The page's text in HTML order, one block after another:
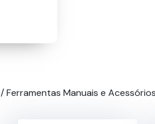
/Ferramentas Manuais e Acessórios